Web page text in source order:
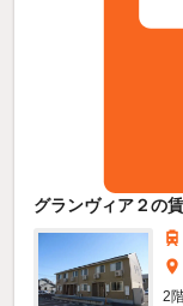
グランヴィア２の
2